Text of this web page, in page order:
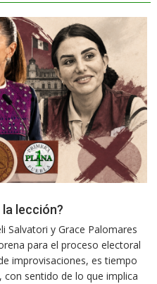
lección?
Salvatori y Grace Palomares
para el proceso electoral
improvisaciones, es tiempo
con sentido de lo que implica